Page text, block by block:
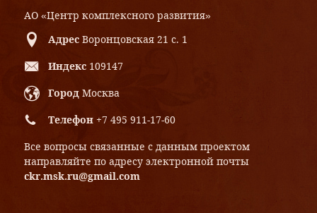
АО «Центр комплексного развития»
Адрес Воронцовская 21 с. 1
Индекс 109147
Город Москва
Телефон +7 495 911-17-60
Все вопросы связанные с данным проектом
направляйте по адресу электронной почты
ckr.msk.ru@gmail.com